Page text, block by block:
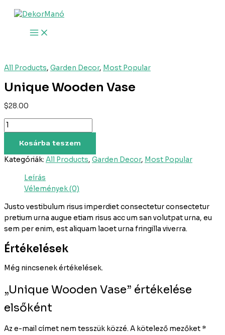
All Products, Garden Decor, Most Popular
Unique Wooden Vase
$28.00
Wooden
mennyiség
Kosárba teszem
Kategóriák: All Products, Garden Decor, Most Popular
Leírás
Vélemények (0)
Justo vestibulum risus imperdiet consectetur consectetur
pretium urna augue etiam risus acc um san volutpat urna, eu
sem per enim, est aliquam laoet urna fringilla viverra.
Értékelések
Még nincsenek értékelések.
„Unique Wooden Vase” értékelése
elsőként
Az e-mail címet nem tesszük közzé. A kötelező mezőket *